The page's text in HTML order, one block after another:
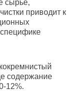
сырье,
приводит к
специфике
содержание
12%.